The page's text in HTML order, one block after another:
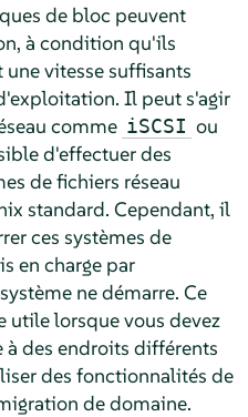
de bloc peuvent
à condition qu'ils
vitesse suffisants
Il peut s'agir
comme iSCSI ou
d'effectuer des
de fichiers réseau
standard. Cependant, il
ces systèmes de
en charge par
ne démarre. Ce
lorsque vous devez
à des endroits différents
des fonctionnalités de
de domaine.